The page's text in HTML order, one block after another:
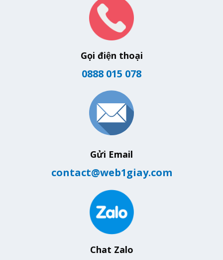
Gọi điện thoại
0888 015 078
Gửi Email
contact@web1giay.com
Chat Zalo